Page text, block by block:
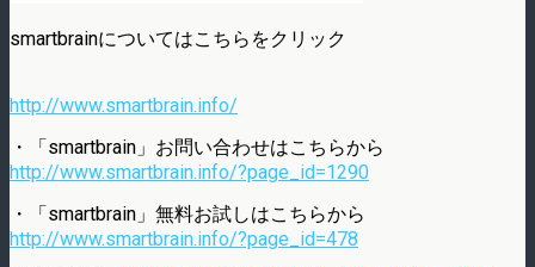
smartbrainについてはこちらをクリック
http://www.smartbrain.info/
・「smartbrain」お問い合わせはこちらから
http://www.smartbrain.info/?page_id=1290
・「smartbrain」無料お試しはこちらから
http://www.smartbrain.info/?page_id=478